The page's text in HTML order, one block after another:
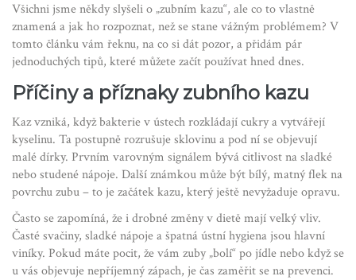
Všichni jsme někdy slyšeli o „zubním kazu“, ale co to vlastně
znamená a jak ho rozpoznat, než se stane vážným problémem? V
tomto článku vám řeknu, na co si dát pozor, a přidám pár
jednoduchých tipů, které můžete začít používat hned dnes.
Příčiny a příznaky zubního kazu
Kaz vzniká, když bakterie v ústech rozkládají cukry a vytvářejí
kyselinu. Ta postupně rozrušuje sklovinu a pod ní se objevují
malé dírky. Prvním varovným signálem bývá citlivost na sladké
nebo studené nápoje. Další známkou může být bílý, matný flek na
povrchu zubu – to je začátek kazu, který ještě nevyžaduje opravu.
Často se zapomíná, že i drobné změny v dietě mají velký vliv.
Časté svačiny, sladké nápoje a špatná ústní hygiena jsou hlavní
viníky. Pokud máte pocit, že vám zuby „bolí“ po jídle nebo když se
u vás objevuje nepříjemný zápach, je čas zaměřit se na prevenci.